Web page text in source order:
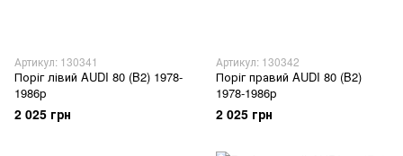
Артикул: 130341
Поріг лівий AUDI 80 (B2) 1978-
1986р
2 025 грн
Артикул: 130342
Поріг правий AUDI 80 (B2)
1978-1986р
2 025 грн